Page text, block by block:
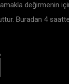
değirmenin
Buradan 4